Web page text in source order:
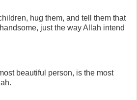
hug them, and tell them that
just the way Allah intend
beautiful person, is the most